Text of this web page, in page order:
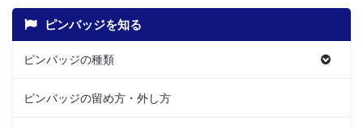
ピンバッジを知る
ピンバッジの種類
ピンバッジの留め方・外し方